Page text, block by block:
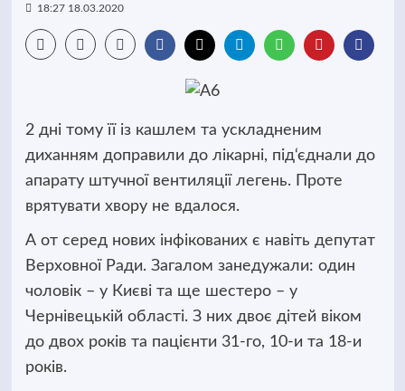
18:27 18.03.2020
2 дні тому її із кашлем та ускладненим
диханням доправили до лікарні, під‘єднали до
апарату штучної вентиляції легень.
Проте
врятувати хвору не вдалося.
А от серед нових інфікованих є навіть депутат
Верховної Ради. Загалом занедужали: один
чоловік – у Києві та ще шестеро – у
Чернівецькій області. З них двоє дітей віком
до двох років та пацієнти 31-го, 10-и та 18-и
років.